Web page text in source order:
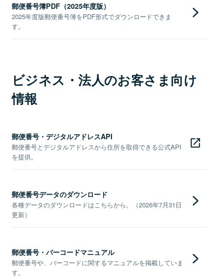
郵便番号簿PDF（2025年度版）
2025年度版郵便番号簿をPDF形式でダウンロードできま
す。
ビジネス・法人のお客さま向け
情報
郵便番号・デジタルアドレスAPI
郵便番号とデジタルアドレスから住所を取得できる公式API
を提供。
郵便番号データのダウンロード
各種データのダウンロードはこちらから。（2026年7月31日
更新）
郵便番号・バーコードマニュアル
郵便番号や、バーコードに関するマニュアルを掲載していま
す。